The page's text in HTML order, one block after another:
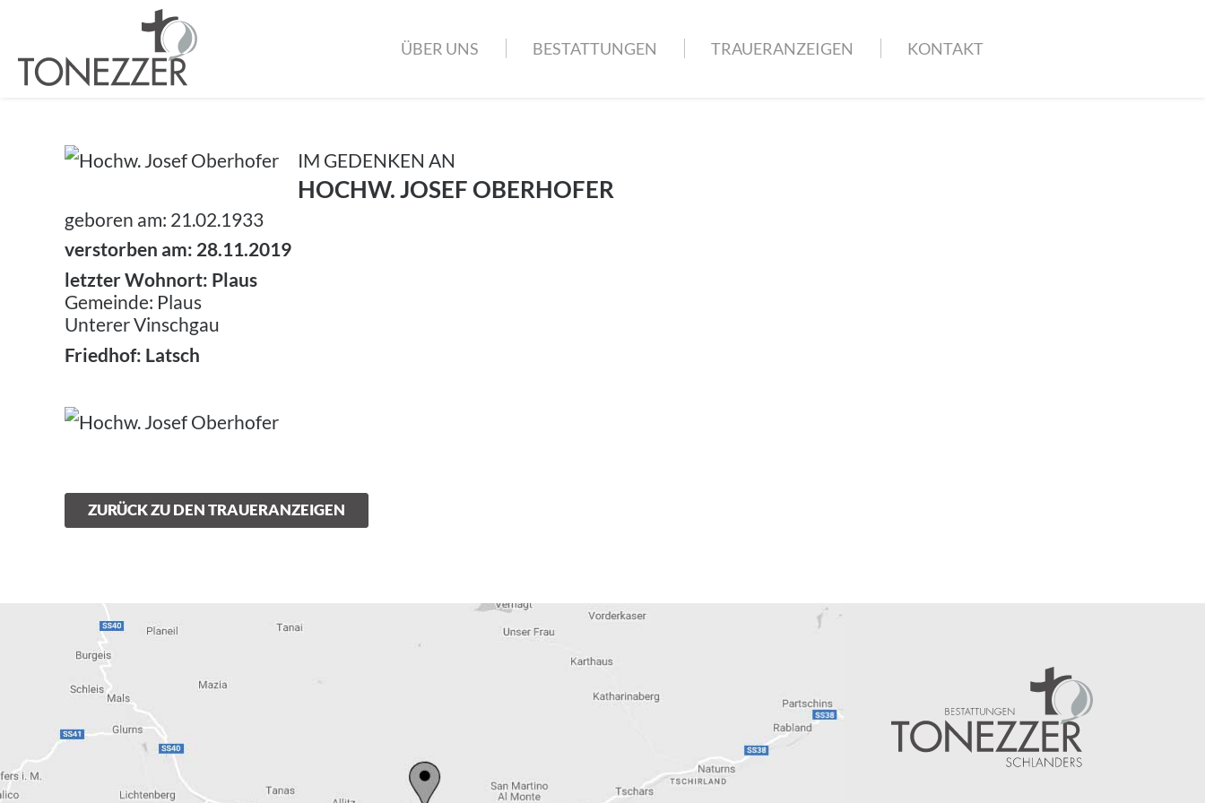
ÜBER UNS BESTATTUNGEN TRAUERANZEIGEN KONTAKT
IM GEDENKEN AN
HOCHW. JOSEF OBERHOFER
geboren am: 21.02.1933
verstorben am: 28.11.2019
letzter Wohnort: Plaus
Gemeinde: Plaus
Unterer Vinschgau
Friedhof: Latsch
ZURÜCK ZU DEN TRAUERANZEIGEN